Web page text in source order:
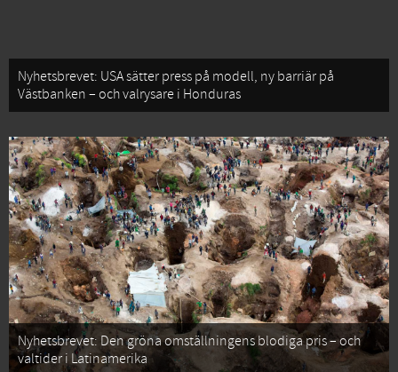
Nyhetsbrevet: USA sätter press på modell, ny barriär på
Västbanken – och valrysare i Honduras
Nyhetsbrevet: Den gröna omställningens blodiga pris – och
valtider i Latinamerika